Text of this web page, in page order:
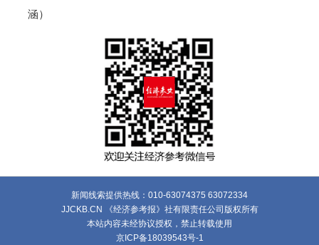
涵）
新闻线索提供热线：010-63074375 63072334
JJCKB.CN 《经济参考报》社有限责任公司版权所有
本站内容未经协议授权，禁止转载使用
京ICP备18039543号-1